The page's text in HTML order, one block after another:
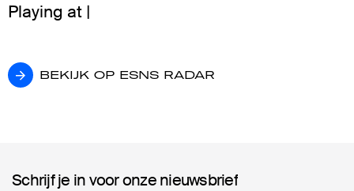
Playing at |
BEKIJK OP ESNS RADAR
BEKIJK OP ESNS RADAR
Schrijf je in voor onze nieuwsbrief
Schrijf je in voor onze nieuwsbrief